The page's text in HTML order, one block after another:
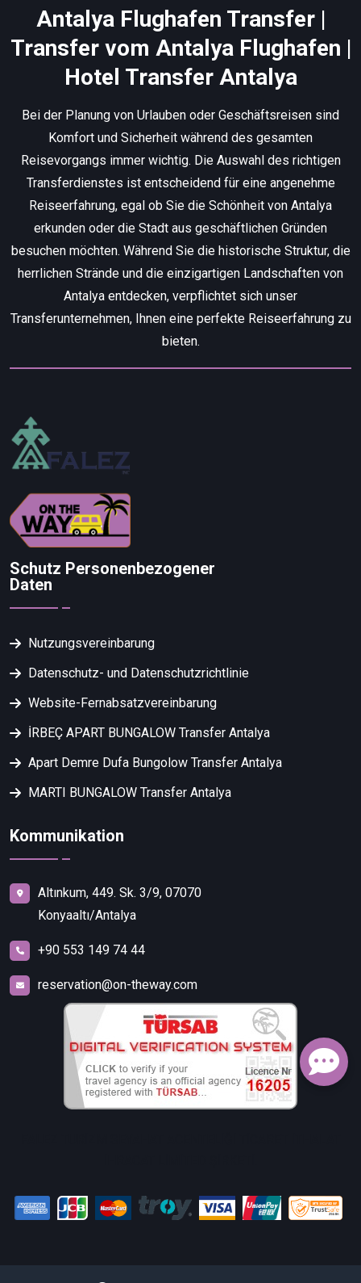
Antalya Flughafen Transfer |
Transfer vom Antalya Flughafen |
Hotel Transfer Antalya
Bei der Planung von Urlauben oder Geschäftsreisen sind
Komfort und Sicherheit während des gesamten
Reisevorgangs immer wichtig. Die Auswahl des richtigen
Transferdienstes ist entscheidend für eine angenehme
Reiseerfahrung, egal ob Sie die Schönheit von Antalya
erkunden oder die Stadt aus geschäftlichen Gründen
besuchen möchten. Während Sie die historische Struktur, die
herrlichen Strände und die einzigartigen Landschaften von
Antalya entdecken, verpflichtet sich unser
Transferunternehmen, Ihnen eine perfekte Reiseerfahrung zu
bieten.
Schutz Personenbezogener
Daten
Nutzungsvereinbarung
Datenschutz- und Datenschutzrichtlinie
Website-Fernabsatzvereinbarung
İRBEÇ APART BUNGALOW Transfer Antalya
Apart Demre Dufa Bungolow Transfer Antalya
MARTI BUNGALOW Transfer Antalya
Kommunikation
Altınkum, 449. Sk. 3/9, 07070
Konyaaltı/Antalya
+90 553 149 74 44
reservation@on-theway.com